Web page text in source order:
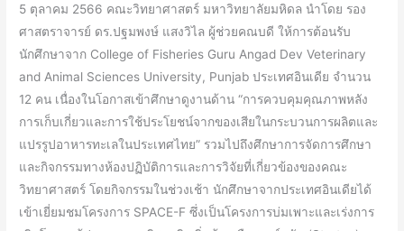
5 ตุลาคม 2566 คณะวิทยาศาสตร์ มหาวิทยาลัยมหิดล นำโดย รอง
ศาสตราจารย์ ดร.ปฐมพงษ์ แสงวิไล ผู้ช่วยคณบดี ให้การต้อนรับ
นักศึกษาจาก College of Fisheries Guru Angad Dev Veterinary
and Animal Sciences University, Punjab ประเทศอินเดีย จำนวน
12 คน เนื่องในโอกาสเข้าศึกษาดูงานด้าน “การควบคุมคุณภาพหลัง
การเก็บเกี่ยวและการใช้ประโยชน์จากของเสียในกระบวนการผลิตและ
แปรรูปอาหารทะเลในประเทศไทย” รวมไปถึงศึกษาการจัดการศึกษา
และกิจกรรมทางห้องปฏิบัติการและการวิจัยที่เกี่ยวข้องของคณะ
วิทยาศาสตร์ โดยกิจกรรมในช่วงเช้า นักศึกษาจากประเทศอินเดียได้
เข้าเยี่ยมชมโครงการ SPACE-F ซึ่งเป็นโครงการบ่มเพาะและเร่งการ
of
Seafood
Product
ใน
ประเทศไทย
ให้
กับ
อาจารย์
และ
นัก